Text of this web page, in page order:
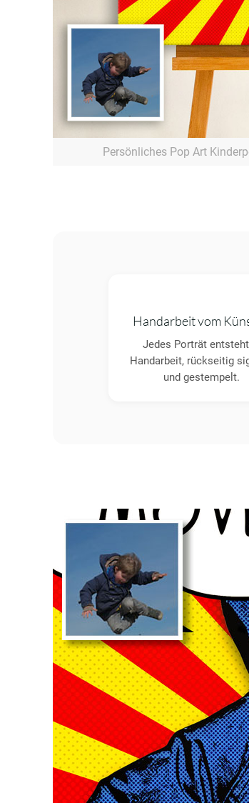
Persönliches Pop Art
Handarbeit vom
Jedes Porträt
Handarbeit, rückseitig
und gestempelt.